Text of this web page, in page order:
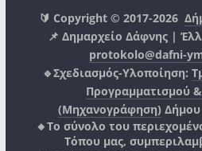
🔰 Copyright © 2017-2026
📌 Δημαρχείο Δάφνης |
protokolo@dafni-
🔹Σχεδιασμός-Υλοποίηση:
Προγραμματισμού
(Μηχανογράφηση)
🔸Το σύνολο του
Τόπου μας,